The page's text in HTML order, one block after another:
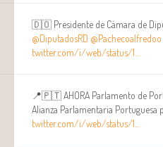
🇩🇴 Presidente de Cámara de
@DiputadosRD @Pachecoalfredoo
twitter.com/i/web/status/1…
📍🇵🇹 AHORA Parlamento de
Alianza Parlamentaria Portuguesa
twitter.com/i/web/status/1…